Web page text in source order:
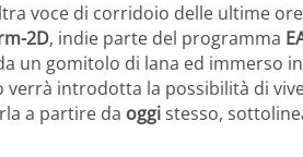
voce di corridoio delle ultime
2D, indie parte del programma
un gomitolo di lana ed immerso
introdotta la possibilità di
a partire da oggistesso,